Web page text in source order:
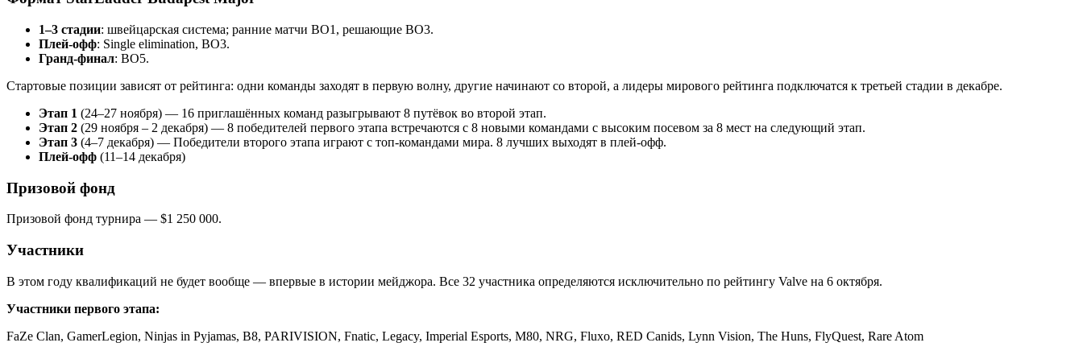
1–3 стадии: швейцарская система; ранние матчи BO1, решающие BO3.
Плей-офф: Single elimination, BO3.
Гранд-финал: BO5.
Стартовые позиции зависят от рейтинга: одни команды заходят в первую волну, другие начинают со второй, а лидеры мирового рейтинга подключатся к третьей стадии в декабре.
Этап 1 (24–27 ноября) — 16 приглашённых команд разыгрывают 8 путёвок во второй этап.
Этап 2 (29 ноября – 2 декабря) — 8 победителей первого этапа встречаются с 8 новыми командами с высоким посевом за 8 мест на следующий этап.
Этап 3 (4–7 декабря) — Победители второго этапа играют с топ‑командами мира. 8 лучших выходят в плей‑офф.
Плей‑офф (11–14 декабря)
Призовой фонд
Призовой фонд турнира — $1 250 000.
Участники
В этом году квалификаций не будет вообще — впервые в истории мейджора. Все 32 участника определяются исключительно по рейтингу Valve на 6 октября.
Участники первого этапа:
FaZe Clan, GamerLegion, Ninjas in Pyjamas, B8, PARIVISION, Fnatic, Legacy, Imperial Esports, M80, NRG, Fluxo, RED Canids, Lynn Vision, The Huns, FlyQuest, Rare Atom